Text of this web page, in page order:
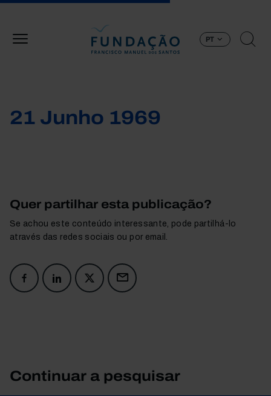
PT
21 Junho 1969
Quer partilhar esta publicação?
Se achou este conteúdo interessante, pode partilhá-lo
através das redes sociais ou por email.
Continuar a pesquisar